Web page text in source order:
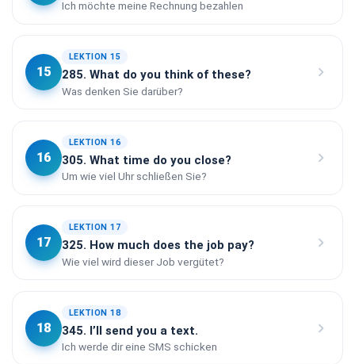
Ich möchte meine Rechnung bezahlen
15
LEKTION 15
285. What do you think of these?
Was denken Sie darüber?
chevron_right
16
LEKTION 16
305. What time do you close?
Um wie viel Uhr schließen Sie?
chevron_right
17
LEKTION 17
325. How much does the job pay?
Wie viel wird dieser Job vergütet?
chevron_right
18
LEKTION 18
345. I’ll send you a text.
Ich werde dir eine SMS schicken
chevron_right